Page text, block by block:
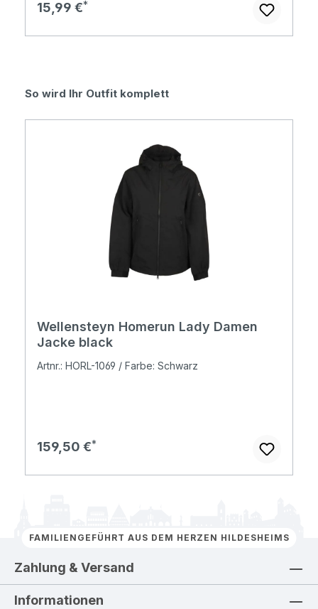
Regulärer Preis:
15,99 €
Produktgalerie überspringen
So wird Ihr Outfit komplett
Wellensteyn Homerun Lady Damen
Jacke black
Artnr.: HORL-1069 / Farbe: Schwarz
Regulärer Preis:
159,50 €
FAMILIENGEFÜHRT AUS DEM HERZEN HILDESHEIMS
Zahlung & Versand
Informationen